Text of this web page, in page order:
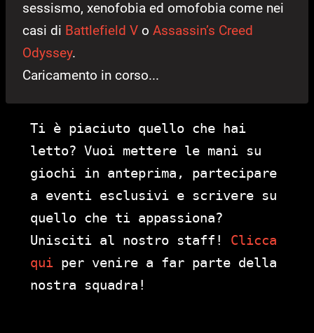
sessismo, xenofobia ed omofobia come nei
casi di Battlefield V o Assassin’s Creed
Odyssey.
Caricamento in corso...
Ti è piaciuto quello che hai
letto? Vuoi mettere le mani su
giochi in anteprima, partecipare
a eventi esclusivi e scrivere su
quello che ti appassiona?
Unisciti al nostro staff! Clicca
qui per venire a far parte della
nostra squadra!